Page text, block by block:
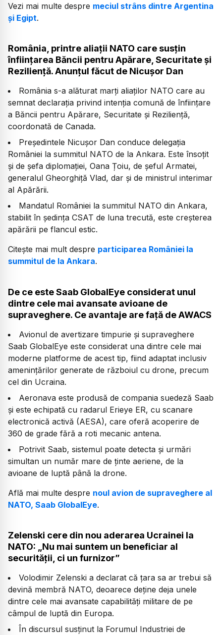
Vezi mai multe despre meciul strâns dintre Argentina
și Egipt.
România, printre aliații NATO care susțin
înființarea Băncii pentru Apărare, Securitate și
Reziliență. Anunțul făcut de Nicușor Dan
România s-a alăturat marți aliaților NATO care au
semnat declarația privind intenția comună de înființare
a Băncii pentru Apărare, Securitate și Reziliență,
coordonată de Canada.
Președintele Nicușor Dan conduce delegația
României la summitul NATO de la Ankara. Este însoțit
și de șefa diplomației, Oana Țoiu, de șeful Armatei,
generalul Gheorghiță Vlad, dar și de ministrul interimar
al Apărării.
Mandatul României la summitul NATO din Ankara,
stabilit în ședința CSAT de luna trecută, este creșterea
apărării pe flancul estic.
Citește mai mult despre participarea României la
summitul de la Ankara.
De ce este Saab GlobalEye considerat unul
dintre cele mai avansate avioane de
supraveghere. Ce avantaje are față de AWACS
Avionul de avertizare timpurie și supraveghere
Saab GlobalEye este considerat una dintre cele mai
moderne platforme de acest tip, fiind adaptat inclusiv
amenințărilor generate de războiul cu drone, precum
cel din Ucraina.
Aeronava este produsă de compania suedeză Saab
și este echipată cu radarul Erieye ER, cu scanare
electronică activă (AESA), care oferă acoperire de
360 de grade fără a roti mecanic antena.
Potrivit Saab, sistemul poate detecta și urmări
simultan un număr mare de ținte aeriene, de la
avioane de luptă până la drone.
Află mai multe despre noul avion de supraveghere al
NATO, Saab GlobalEye.
Zelenski cere din nou aderarea Ucrainei la
NATO: „Nu mai suntem un beneficiar al
securității, ci un furnizor”
Volodimir Zelenski a declarat că țara sa ar trebui să
devină membră NATO, deoarece deține deja unele
dintre cele mai avansate capabilități militare de pe
câmpul de luptă din Europa.
În discursul susținut la Forumul Industriei de